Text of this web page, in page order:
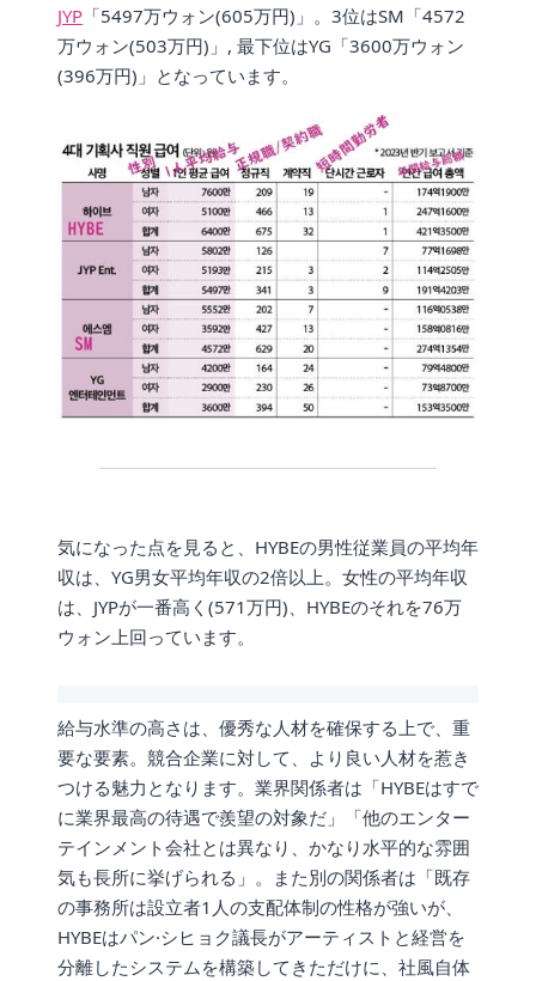
JYP 「5497万ウォン(605万円)」。3位はSM「4572
万ウォン(503万円)」, 最下位はYG「3600万ウォン
(396万円)」となっています。
気になった点を見ると、HYBEの男性従業員の平均年
収は、YG男女平均年収の2倍以上。女性の平均年収
は、JYPが一番高く(571万円)、HYBEのそれを76万
ウォン上回っています。
給与水準の高さは、優秀な人材を確保する上で、重
要な要素。競合企業に対して、より良い人材を惹き
つける魅力となります。業界関係者は「HYBEはすで
に業界最高の待遇で羨望の対象だ」「他のエンター
テインメント会社とは異なり、かなり水平的な雰囲
気も長所に挙げられる」。また別の関係者は「既存
の事務所は設立者1人の支配体制の性格が強いが、
HYBEはパン·シヒョク議長がアーティストと経営を
分離したシステムを構築してきただけに、社風自体